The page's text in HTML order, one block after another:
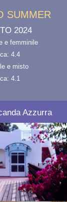
SUMMER
2024
e femminile
4.4
e misto
4.1
Azzurra